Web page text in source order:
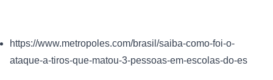
https://www.metropoles.com/brasil/saiba-como-foi-o-
ataque-a-tiros-que-matou-3-pessoas-em-escolas-do-es